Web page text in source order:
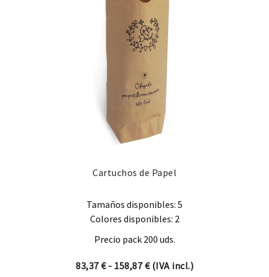
Cartuchos de Papel
Tamaños disponibles: 5
Colores disponibles: 2
Precio pack 200 uds.
83,37€ - 158,87€Rango de precios: desde
(IVA incl.)